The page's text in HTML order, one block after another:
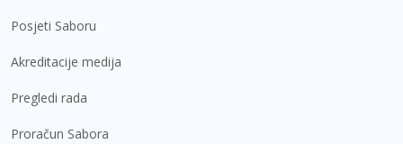
Posjeti Saboru
Akreditacije medija
Pregledi rada
Proračun Sabora